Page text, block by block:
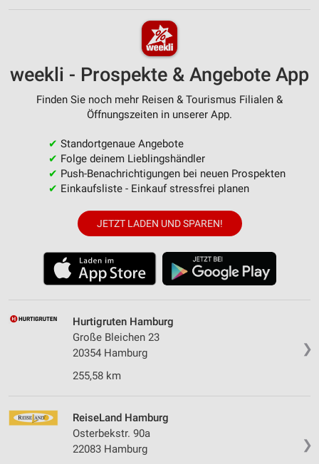
weekli - Prospekte & Angebote App
Finden Sie noch mehr Reisen & Tourismus Filialen &
Öffnungszeiten in unserer App.
✔ Standortgenaue Angebote
✔ Folge deinem Lieblingshändler
✔ Push-Benachrichtigungen bei neuen Prospekten
✔ Einkaufsliste - Einkauf stressfrei planen
JETZT LADEN UND SPAREN!
❯
Hurtigruten Hamburg
Große Bleichen 23
20354 Hamburg
255,58 km
❯
ReiseLand Hamburg
Osterbekstr. 90a
22083 Hamburg